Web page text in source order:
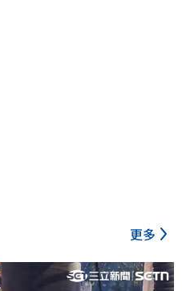
更多